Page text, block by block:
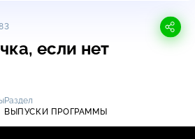
если нет
Раздел
ВЫПУСКИ ПРОГРАММЫ